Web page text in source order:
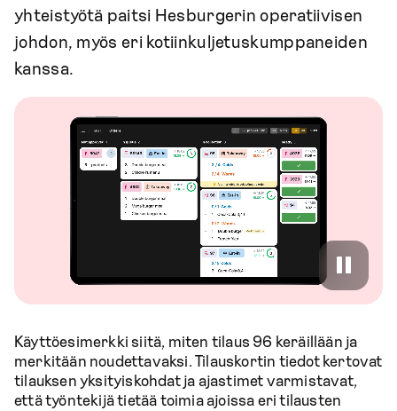
yhteistyötä paitsi Hesburgerin operatiivisen
johdon, myös eri kotiinkuljetuskumppaneiden
kanssa.
Käyttöesimerkki siitä, miten tilaus 96 keräillään ja
merkitään noudettavaksi. Tilauskortin tiedot kertovat
tilauksen yksityiskohdat ja ajastimet varmistavat,
että työntekijä tietää toimia ajoissa eri tilausten